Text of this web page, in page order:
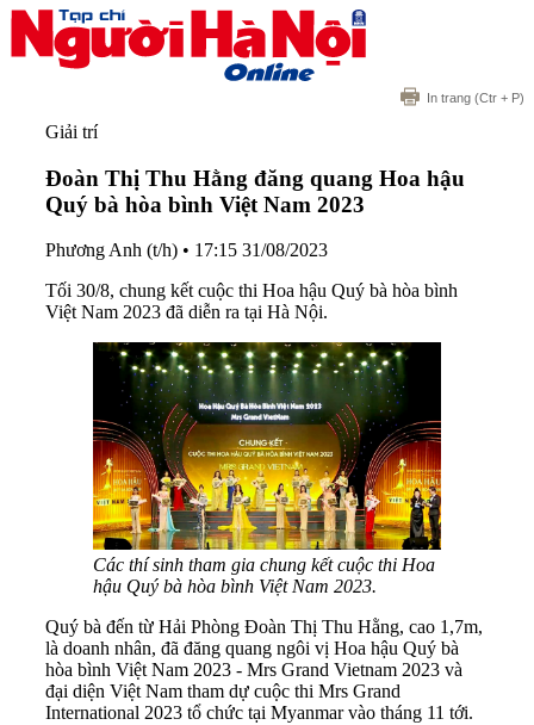
In trang (Ctr + P)
Giải trí
Đoàn Thị Thu Hằng đăng quang Hoa hậu
Quý bà hòa bình Việt Nam 2023
Phương Anh (t/h) • 17:15 31/08/2023
Tối 30/8, chung kết cuộc thi Hoa hậu Quý bà hòa bình
Việt Nam 2023 đã diễn ra tại Hà Nội.
Các thí sinh tham gia chung kết cuộc thi Hoa
hậu Quý bà hòa bình Việt Nam 2023.
Quý bà đến từ Hải Phòng Đoàn Thị Thu Hằng, cao 1,7m,
là doanh nhân, đã đăng quang ngôi vị Hoa hậu Quý bà
hòa bình Việt Nam 2023 - Mrs Grand Vietnam 2023 và
đại diện Việt Nam tham dự cuộc thi Mrs Grand
International 2023 tổ chức tại Myanmar vào tháng 11 tới.